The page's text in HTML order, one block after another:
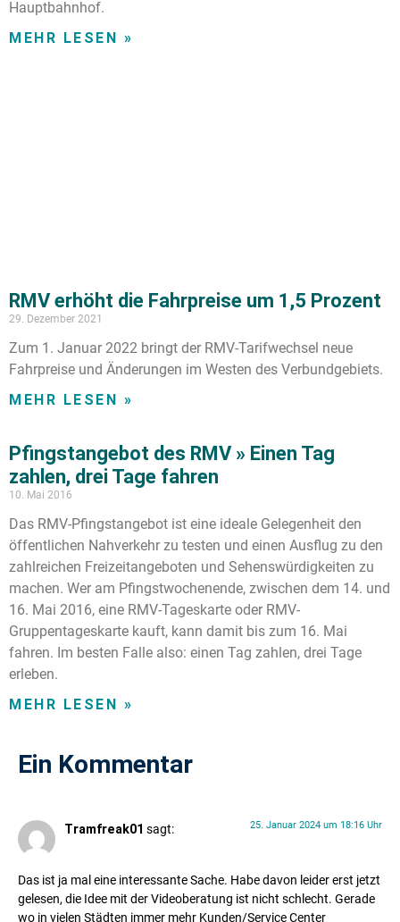
Hauptbahnhof.
MEHR LESEN »
RMV erhöht die Fahrpreise um 1,5 Prozent
29. Dezember 2021
Zum 1. Januar 2022 bringt der RMV-Tarifwechsel neue
Fahrpreise und Änderungen im Westen des Verbundgebiets.
MEHR LESEN »
Pfingstangebot des RMV » Einen Tag
zahlen, drei Tage fahren
10. Mai 2016
Das RMV-Pfingstangebot ist eine ideale Gelegenheit den
öffentlichen Nahverkehr zu testen und einen Ausflug zu den
zahlreichen Freizeitangeboten und Sehenswürdigkeiten zu
machen. Wer am Pfingstwochenende, zwischen dem 14. und
16. Mai 2016, eine RMV-Tageskarte oder RMV-
Gruppentageskarte kauft, kann damit bis zum 16. Mai
fahren. Im besten Falle also: einen Tag zahlen, drei Tage
erleben.
MEHR LESEN »
Ein Kommentar
Tramfreak01 sagt: 25. Januar 2024 um 18:16 Uhr
Das ist ja mal eine interessante Sache. Habe davon leider erst jetzt
gelesen, die Idee mit der Videoberatung ist nicht schlecht. Gerade
wo in vielen Städten immer mehr Kunden/Service Center